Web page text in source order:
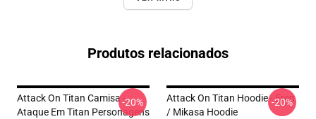
Produtos relacionados
Attack On Titan Camisa -
Ataque Em Titan Personagens
-20%
Attack On Titan Hoodie - Eren
/ Mikasa Hoodie
-20%